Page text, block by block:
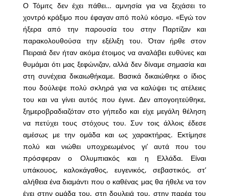
Ο Τόμιτς δεν έχει πάθει… αμνησία για να ξεχάσει το
χοντρό κράξιμο που έφαγαν από πολύ κόσμο. «Εγώ τον
ήξερα από την παρουσία του στην Παρτίζαν και
παρακολουθούσα την εξέλιξη του. Όταν ήρθε στον
Πειραιά δεν ήταν ακόμα έτοιμος να αναλάβει ευθύνες και
θυμάμαι ότι μας ξεφώνιζαν, αλλά δεν δίναμε σημασία και
στη συνέχεια δικαιωθήκαμε. Βασικά δικαιώθηκε ο ίδιος
που δούλεψε πολύ σκληρά για να καλύψει τις ατέλειες
του και να γίνει αυτός που έγινε. Δεν απογοητεύθηκε,
ξημεροβραδιαζόταν στο γήπεδο και είχε μεγάλη θέληση
να πετύχει τους στόχους του. Συν τοις άλλοις έδεσε
αμέσως με την ομάδα και ως χαρακτήρας. Εκτίμησε
πολύ και νιώθει υποχρεωμένος γι’ αυτά που του
πρόσφεραν ο Ολυμπιακός και η Ελλάδα. Είναι
υπάκουος, καλοκάγαθος, ευγενικός, σεβαστικός, στ’
αλήθεια ένα διαμάντι που ο καθένας μας θα ήθελε να τον
έχει στην ομάδα του, στη δουλειά του, στην παρέα του